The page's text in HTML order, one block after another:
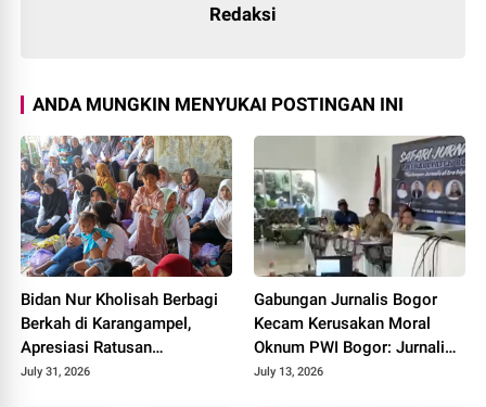
Redaksi
ANDA MUNGKIN MENYUKAI POSTINGAN INI
Bidan Nur Kholisah Berbagi
Berkah di Karangampel,
Apresiasi Ratusan
Pendukung Setia yang
July 31, 2026
Gabungan Jurnalis Bogor
Kecam Kerusakan Moral
Oknum PWI Bogor: Jurnalis
Legal Cukup Berbadan
July 13, 2026